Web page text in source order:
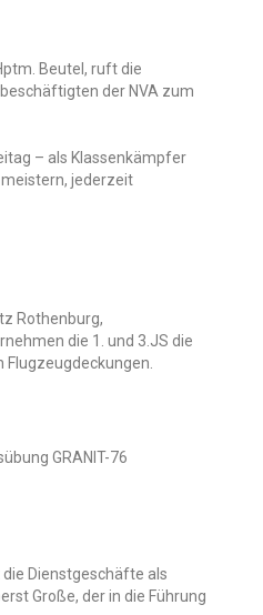
Beutel, ruft die
der NVA zum
– als Klassenkämpfer
jederzeit
Rothenburg,
die 1. und 3.JS die
GRANIT-76
Dienstgeschäfte als
Große, der in die Führung